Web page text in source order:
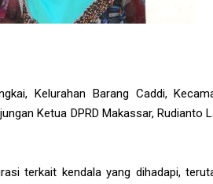
Kelurahan Barang Caddi,
Ketua DPRD Makassar, Rudianto
terkait kendala yang dihadapi,